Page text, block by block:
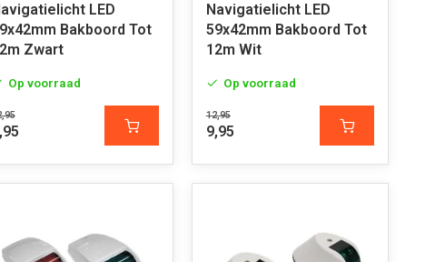
LED
Bakboord Tot
Zwart
Op voorraad
Navigatielicht LED
59x42mm Bakboord Tot
12m Wit
Op voorraad
12,95
9,95